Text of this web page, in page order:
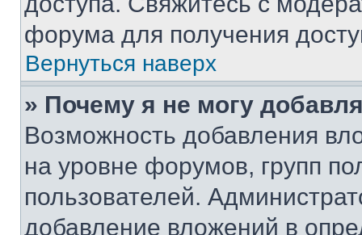
форума для получения
Вернуться наверх
» Почему я не могу
Возможность добавления
на уровне форумов, групп
пользователей.
добавление вложений в